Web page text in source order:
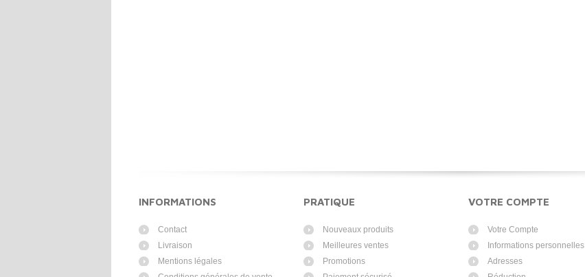
INFORMATIONS
Contact
Livraison
Mentions légales
PRATIQUE
Nouveaux produits
Meilleures ventes
Promotions
VOTRE COMPTE
Votre Compte
Informations personnelles
Adresses